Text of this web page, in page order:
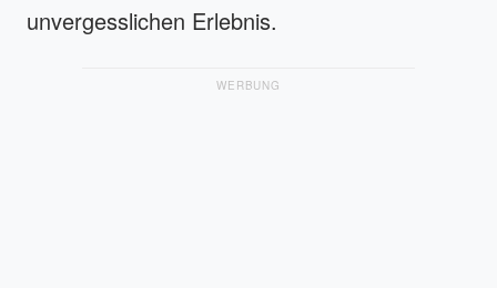
unvergesslichen Erlebnis.
WERBUNG